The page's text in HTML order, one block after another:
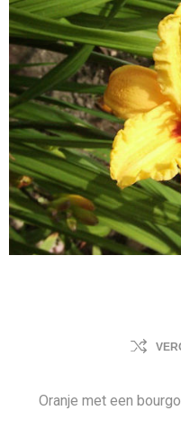
Oranje met een